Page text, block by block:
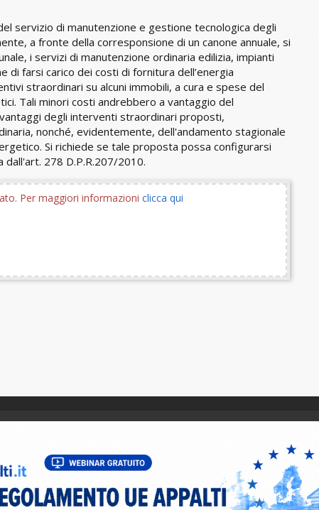
servizio di manutenzione e gestione tecnologica degli
a fronte della corresponsione di un canone annuale, si
i servizi di manutenzione ordinaria edilizia, impianti
di farsi carico dei costi di fornitura dell’energia
straordinari su alcuni immobili, a cura e spese del
Tali minori costi andrebbero a vantaggio del
degli interventi straordinari proposti,
nonché, evidentemente, dell'andamento stagionale
Si richiede se tale proposta possa configurarsi
278 D.P.R.207/2010.
Per maggiori informazioni clicca qui